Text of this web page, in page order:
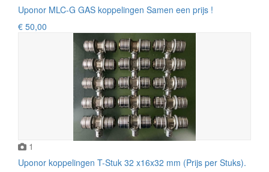
Uponor MLC-G GAS koppelingen Samen een prijs !
€ 50,00
1
Uponor koppelingen T-Stuk 32 x16x32 mm (Prijs per Stuks).